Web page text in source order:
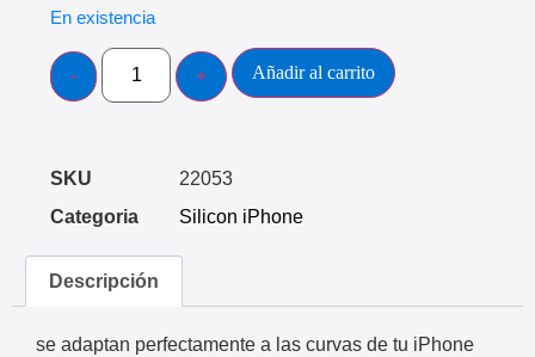
En existencia
Añadir al carrito
SKU
22053
Categoria
Silicon iPhone
Descripción
se adaptan perfectamente a las curvas de tu iPhone